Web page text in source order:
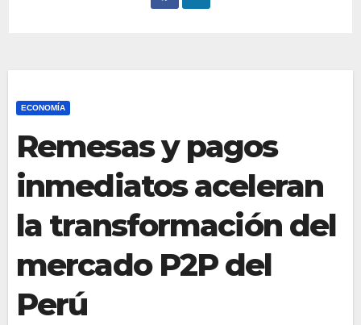
ECONOMÍA
Remesas y pagos
inmediatos aceleran
la transformación del
mercado P2P del
Perú